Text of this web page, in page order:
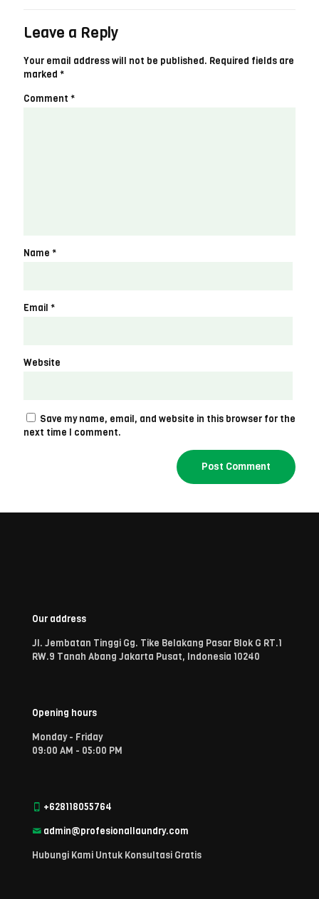
Leave a Reply
Your email address will not be published. Required fields are
marked *
Comment *
Name *
Email *
Website
Save my name, email, and website in this browser for the
next time I comment.
Our address
Jl. Jembatan Tinggi Gg. Tike Belakang Pasar Blok G RT.1
RW.9 Tanah Abang Jakarta Pusat, Indonesia 10240
Opening hours
Monday - Friday
09:00 AM - 05:00 PM
+628118055764
admin@profesionallaundry.com
Hubungi Kami Untuk Konsultasi Gratis